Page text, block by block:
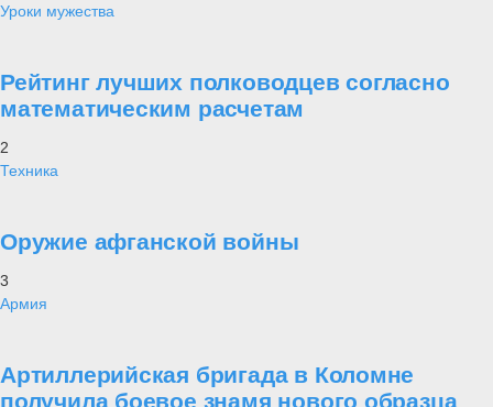
Уроки мужества
Рейтинг лучших полководцев согласно
математическим расчетам
2
Техника
Оружие афганской войны
3
Армия
Артиллерийская бригада в Коломне
получила боевое знамя нового образца